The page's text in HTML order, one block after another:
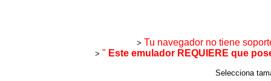
> Tu navegador no tiene
> " Este emulador REQUIERE que
Selecciona